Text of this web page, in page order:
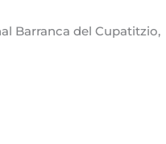
Barranca del Cupatitzio,